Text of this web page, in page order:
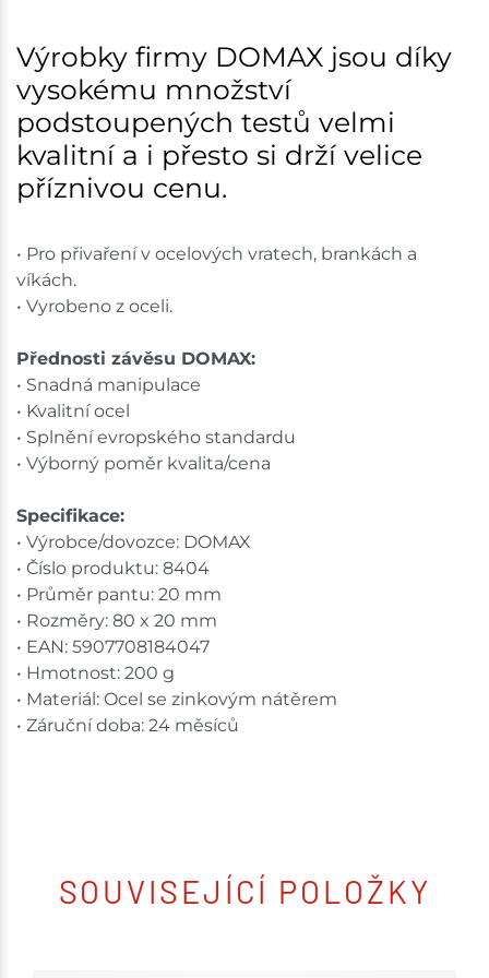
Nové Město
Skladem na prodejně - doručení do 7 dnů
22 ks
Skladové množství na prodejnách je pouze orientační.
Ceny na prodejnách se mohou lišit od cen na e-
shopu.
Výrobky firmy DOMAX jsou díky
vysokému množství
podstoupených testů velmi
kvalitní a i přesto si drží velice
příznivou cenu.
• Pro přivaření v ocelových vratech, brankách a
víkách.
• Vyrobeno z oceli.
Přednosti závěsu DOMAX:
• Snadná manipulace
• Kvalitní ocel
• Splnění evropského standardu
• Výborný poměr kvalita/cena
Specifikace:
• Výrobce/dovozce: DOMAX
• Číslo produktu: 8404
• Průměr pantu: 20 mm
• Rozměry: 80 x 20 mm
• EAN: 5907708184047
• Hmotnost: 200 g
• Materiál: Ocel se zinkovým nátěrem
• Záruční doba: 24 měsíců
SOUVISEJÍCÍ POLOŽKY